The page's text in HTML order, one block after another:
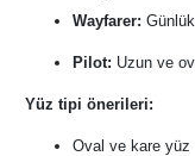
Wayfarer:
Pilot: Uzun ve
Yüz tipi önerileri:
Oval ve kare